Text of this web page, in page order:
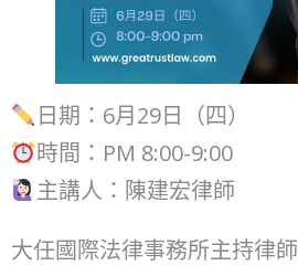
日期：6月29日（四）
時間：PM 8:00-9:00
主講人：陳建宏律師
大任國際法律事務所主持律師